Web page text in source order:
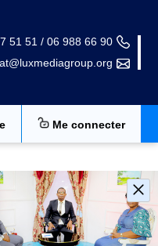
51 51 / 06 988 66 90
Me connecter